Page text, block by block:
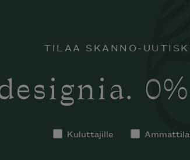
TILAA SKANNO-
Kuluttajille